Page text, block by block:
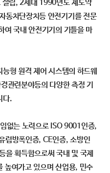
립, 2세대 1990년도 제도약
동차단장치등 안전기기를 전문
여 국내 안전기기의 기틀을 마
형 원격 제어 시스템의 하드웨
관련분야등의 다양한 측정 기
다.
없는 노력으로 ISO 9001인증,
럽방폭인증, CE인증, 소방인
을 획득함으로써 국내 및 국제
높여가고 있으며 산업용, 민수